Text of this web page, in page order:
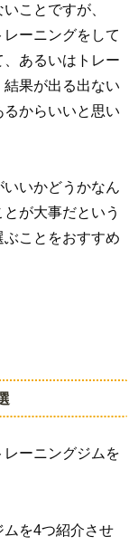
ことですが、
ーニングをして
あるいはトレー
果が出る出ない
からいいと思い
いかどうかなん
が大事だという
ことをおすすめ
ーニングジムを
ムを4つ紹介させ